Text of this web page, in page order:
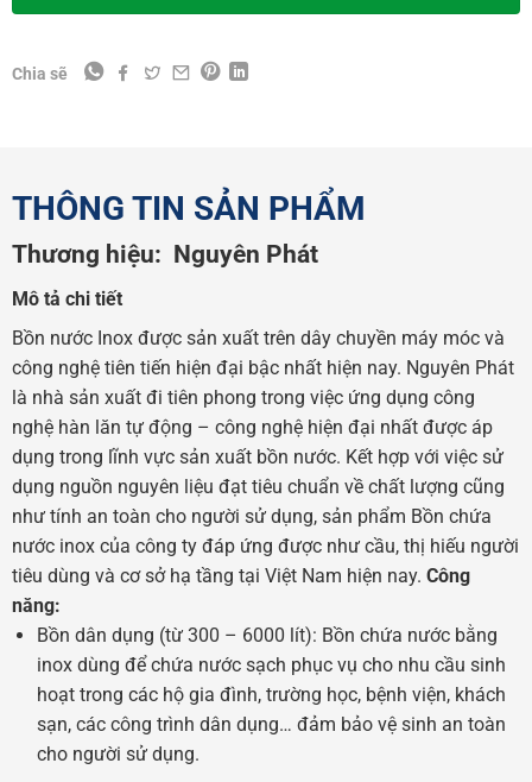
Chia sẽ
THÔNG TIN SẢN PHẨM
Thương hiệu: Nguyên Phát
Mô tả chi tiết
Bồn nước Inox được sản xuất trên dây chuyền máy móc và
công nghệ tiên tiến hiện đại bậc nhất hiện nay. Nguyên Phát
là nhà sản xuất đi tiên phong trong việc ứng dụng công
nghệ hàn lăn tự động – công nghệ hiện đại nhất được áp
dụng trong lĩnh vực sản xuất bồn nước. Kết hợp với việc sử
dụng nguồn nguyên liệu đạt tiêu chuẩn về chất lượng cũng
như tính an toàn cho người sử dụng, sản phẩm Bồn chứa
nước inox của công ty đáp ứng được như cầu, thị hiếu người
tiêu dùng và cơ sở hạ tầng tại Việt Nam hiện nay. Công
năng:
Bồn dân dụng (từ 300 – 6000 lít): Bồn chứa nước bằng
inox dùng để chứa nước sạch phục vụ cho nhu cầu sinh
hoạt trong các hộ gia đình, trường học, bệnh viện, khách
sạn, các công trình dân dụng… đảm bảo vệ sinh an toàn
cho người sử dụng.